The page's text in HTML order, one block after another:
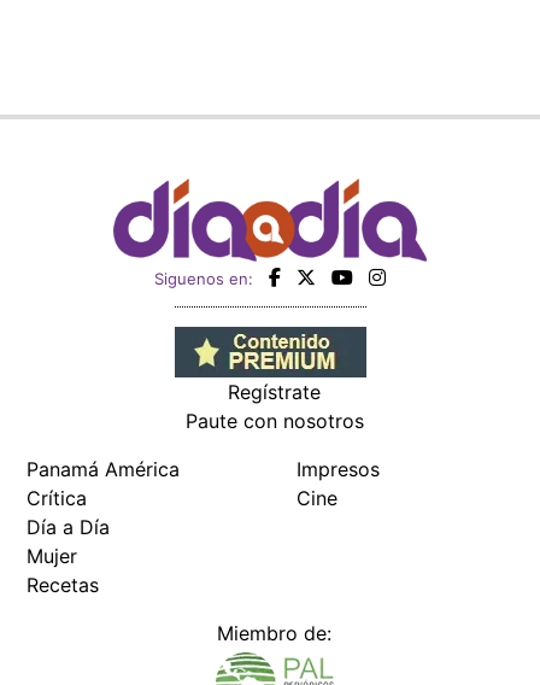
Siguenos en:
Regístrate
Paute con nosotros
Panamá América
Crítica
Día a Día
Mujer
Recetas
Impresos
Cine
Miembro de: